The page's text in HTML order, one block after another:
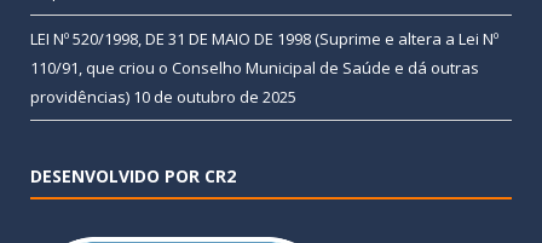
LEI Nº 520/1998, DE 31 DE MAIO DE 1998 (Suprime e altera a Lei Nº
110/91, que criou o Conselho Municipal de Saúde e dá outras
providências) 10 de outubro de 2025
DESENVOLVIDO POR CR2